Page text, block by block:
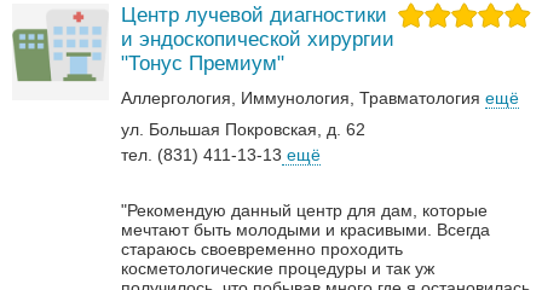
Центр лучевой диагностики
и эндоскопической хирургии
"Тонус Премиум"
Аллергология Иммунология Травматология ещё
ул. Большая Покровская, д. 62
тел. (831) 411-13-13 ещё
"Рекомендую данный центр для дам, которые
мечтают быть молодыми и красивыми. Всегда
стараюсь своевременно проходить
косметологические процедуры и так уж